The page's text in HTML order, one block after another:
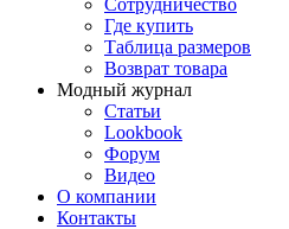
Сотрудничество
Где купить
Таблица размеров
Возврат товара
Модный журнал
Статьи
Lookbook
Форум
Видео
О компании
Контакты